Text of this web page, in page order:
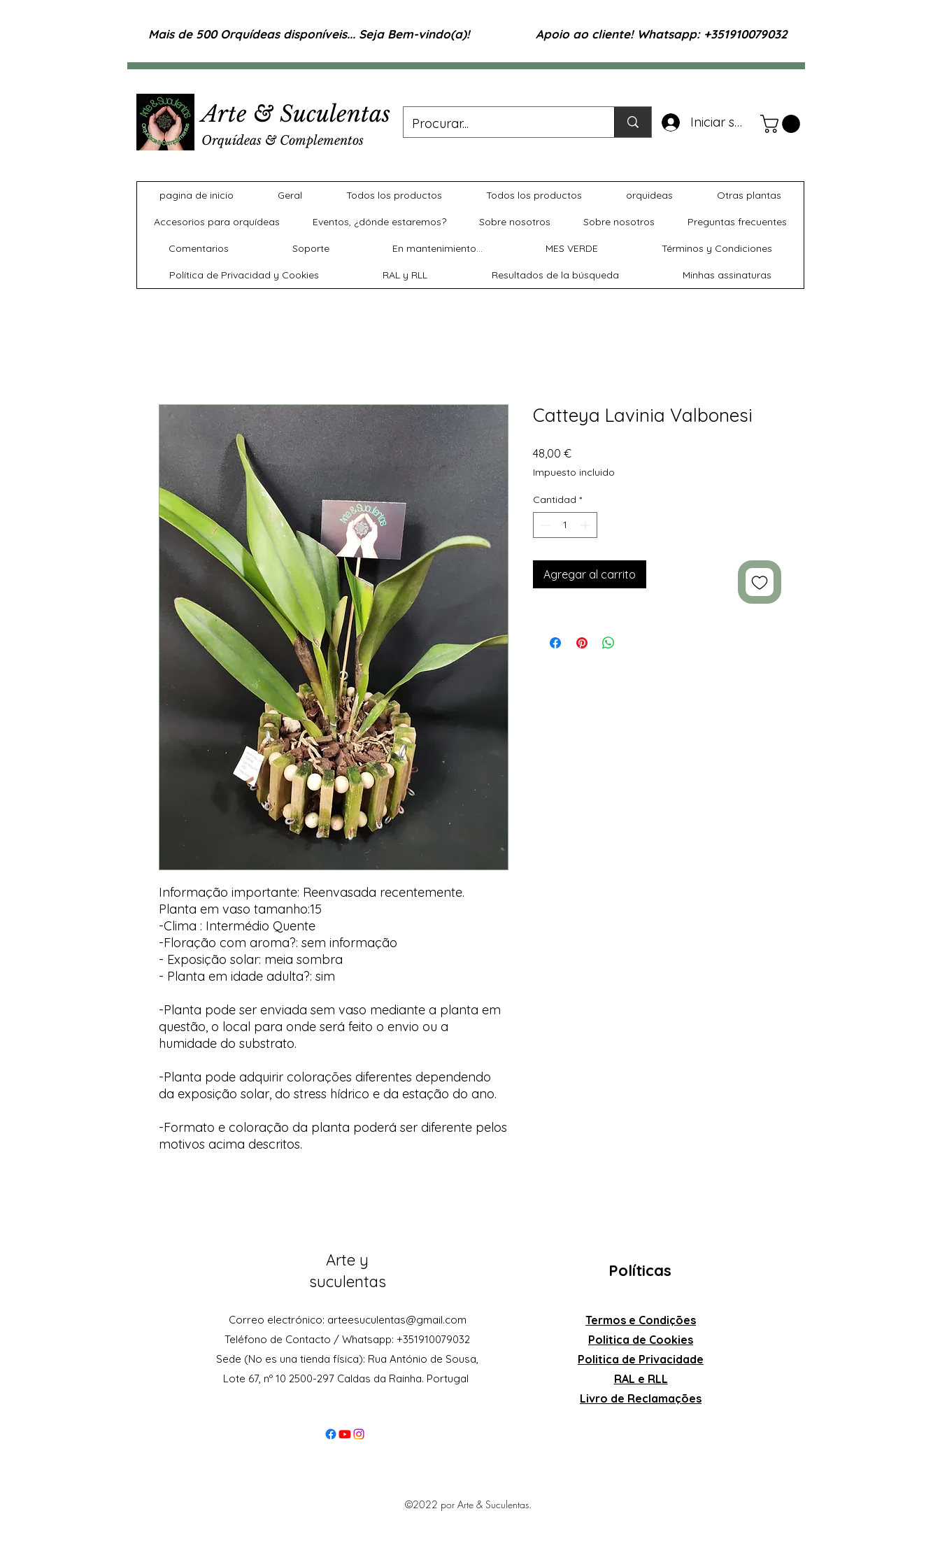
Mais de 500 Orquídeas disponíveis... Seja Bem-vindo(a)! Apoio ao cliente! Whatsapp: +351910079032
Arte & Suculentas
Orquídeas & Complementos
Iniciar sesión
pagina de inicio Geral Todos los productos Todos los productos orquideas Otras plantas
Accesorios para orquídeas Eventos, ¿dónde estaremos? Sobre nosotros Sobre nosotros Preguntas frecuentes
Comentarios Soporte En mantenimiento... MES VERDE Términos y Condiciones
Política de Privacidad y Cookies RAL y RLL Resultados de la búsqueda Minhas assinaturas
Informação importante: Reenvasada recentemente.
Planta em vaso tamanho:15
-Clima : Intermédio Quente
-Floração com aroma?: sem informação
- Exposição solar: meia sombra
- Planta em idade adulta?: sim
-Planta pode ser enviada sem vaso mediante a planta em
questão, o local para onde será feito o envio ou a
humidade do substrato.
-Planta pode adquirir colorações diferentes dependendo
da exposição solar, do stress hídrico e da estação do ano.
-Formato e coloração da planta poderá ser diferente pelos
motivos acima descritos.
Catteya Lavinia Valbonesi
48,00 €Precio
Impuesto incluido
Cantidad *
Agregar al carrito
Arte y
suculentas
Correo electrónico: arteesuculentas@gmail.com
Teléfono de Contacto / Whatsapp: +351910079032
Sede (No es una tienda física): Rua António de Sousa,
Lote 67, nº 10 2500-297 Caldas da Rainha. Portugal
Políticas
Termos e Condições
Politica de Cookies
Politica de Privacidade
RAL e RLL
Livro de Reclamações
©2022 por Arte & Suculentas.